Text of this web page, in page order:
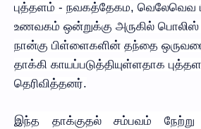
புத்தளம் - நவகத்தேகம, வெலேவெவ
உணவகம் ஒன்றுக்கு அருகில் பொலிஸ்
நான்கு பிள்ளைகளின் தந்தை
தாக்கி காயப்படுத்தியுள்ளதாக
தெரிவித்தனர்.
இந்த தாக்குதல் சம்பவம் நேற்று